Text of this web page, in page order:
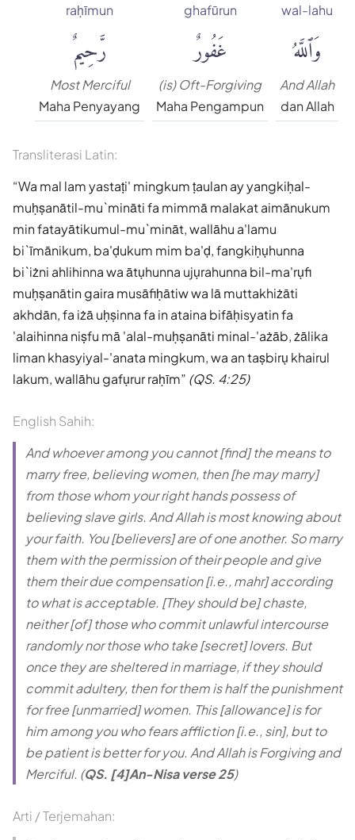
wal-lahu
وَٱللَّهُ
And Allah
dan Allah
ghafūrun
غَفُورٌ
(is) Oft-Forgiving
Maha Pengampun
raḥīmun
رَّحِيمٌ
Most Merciful
Maha Penyayang
Transliterasi Latin:
Wa mal lam yastaṭi' mingkum ṭaulan ay yangkiḥal-
muḥṣanātil-mu`mināti fa mimmā malakat aimānukum
min fatayātikumul-mu`mināt, wallāhu a'lamu
bi`īmānikum, ba'ḍukum mim ba'ḍ, fangkiḥụhunna
bi`iżni ahlihinna wa ātụhunna ujụrahunna bil-ma'rụfi
muḥṣanātin gaira musāfiḥātiw wa lā muttakhiżāti
akhdān, fa iżā uḥṣinna fa in ataina bifāḥisyatin fa
'alaihinna niṣfu mā 'alal-muḥṣanāti minal-'ażāb, żālika
liman khasyiyal-'anata mingkum, wa an taṣbirụ khairul
lakum, wallāhu gafụrur raḥīm (QS. 4:25)
English Sahih:
And whoever among you cannot [find] the means to
marry free, believing women, then [he may marry]
from those whom your right hands possess of
believing slave girls. And Allah is most knowing about
your faith. You [believers] are of one another. So marry
them with the permission of their people and give
them their due compensation [i.e., mahr] according
to what is acceptable. [They should be] chaste,
neither [of] those who commit unlawful intercourse
randomly nor those who take [secret] lovers. But
once they are sheltered in marriage, if they should
commit adultery, then for them is half the punishment
for free [unmarried] women. This [allowance] is for
him among you who fears affliction [i.e., sin], but to
be patient is better for you. And Allah is Forgiving and
Merciful. (QS. [4]An-Nisa verse 25)
Arti / Terjemahan: